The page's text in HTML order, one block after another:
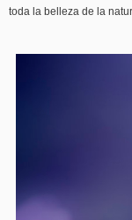
toda la belleza de la